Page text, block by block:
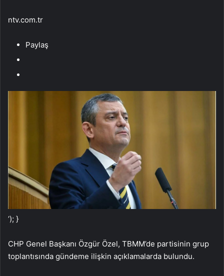
ntv.com.tr
Paylaş
‘); }
CHP Genel Başkanı Özgür Özel, TBMM’de partisinin grup
toplantısında gündeme ilişkin açıklamalarda bulundu.